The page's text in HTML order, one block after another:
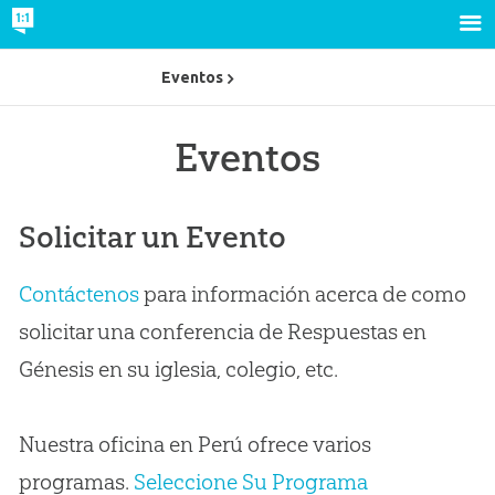
Eventos
Solicitar un Evento
Contáctenospara información acerca de como
solicitar una conferencia de Respuestas en
Génesis en su iglesia, colegio, etc.
Nuestra oficina en Perú ofrece varios
programas. Seleccione Su Programa
Eventos